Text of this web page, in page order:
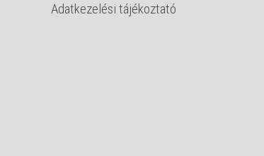
Adatkezelési tájékoztató